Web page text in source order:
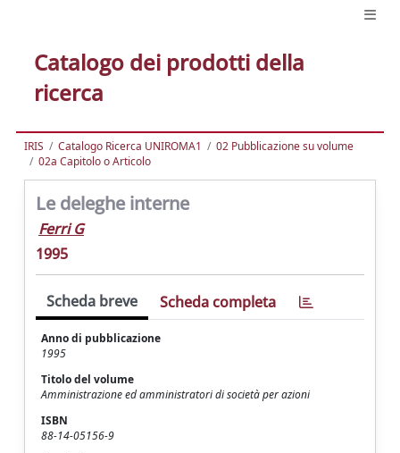
Catalogo dei prodotti della
ricerca
IRIS Catalogo Ricerca UNIROMA1
02 Pubblicazione su volume
02a Capitolo o Articolo
Le deleghe interne
Ferri G
1995
Scheda breve Scheda completa
Anno di pubblicazione
1995
Titolo del volume
Amministrazione ed amministratori di società per azioni
ISBN
88-14-05156-9